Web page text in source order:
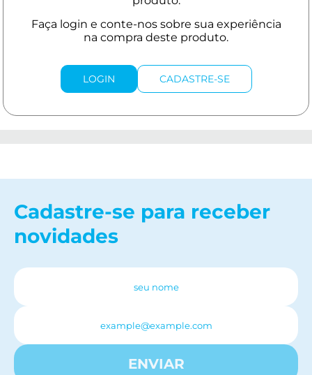
LOGIN CADASTRE-SE
Cadastre-se para receber
novidades
ENVIAR